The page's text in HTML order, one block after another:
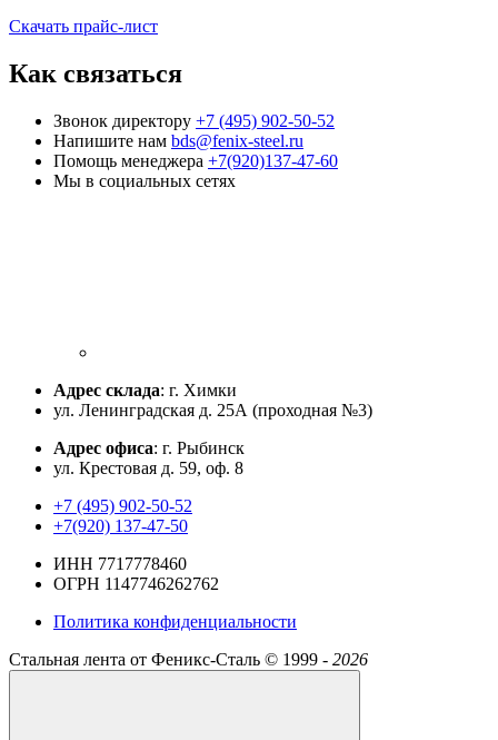
Скачать прайс-лист
Как связаться
Звонок директору +7 (495) 902-50-52
Напишите нам bds@fenix-steel.ru
Помощь менеджера +7(920)137-47-60
Мы в социальных сетях
Адрес склада: г. Химки
ул. Ленинградская д. 25А (проходная №3)
Адрес офиса: г. Рыбинск
ул. Крестовая д. 59, оф. 8
+7 (495) 902-50-52
+7(920) 137-47-50
ИНН 7717778460
ОГРН 1147746262762
Политика конфиденциальности
Стальная лента от Феникс-Сталь © 1999 - 2026